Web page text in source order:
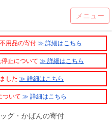
用品の寄付 ≫ 詳細はこちら
止について ≫ 詳細はこちら
した ≫ 詳細はこちら
ついて ≫ 詳細はこちら
グ・かばんの寄付